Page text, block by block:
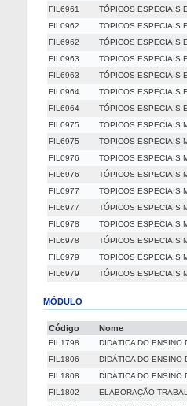
FIL6961
TÓPICOS ESPECIAIS
FIL0962
TOPICOS ESPECIAIS
FIL6962
TÓPICOS ESPECIAIS
FIL0963
TOPICOS ESPECIAIS
FIL6963
TÓPICOS ESPECIAIS
FIL0964
TOPICOS ESPECIAIS
FIL6964
TÓPICOS ESPECIAIS
FIL0975
TOPICOS ESPECIAIS
FIL6975
TOPICOS ESPECIAIS
FIL0976
TOPICOS ESPECIAIS
FIL6976
TÓPICOS ESPECIAIS
FIL0977
TOPICOS ESPECIAIS
FIL6977
TÓPICOS ESPECIAIS
FIL0978
TOPICOS ESPECIAIS
FIL6978
TÓPICOS ESPECIAIS
FIL0979
TOPICOS ESPECIAIS
FIL6979
TÓPICOS ESPECIAIS
MÓDULO
Código Nome
FIL1798
DIDÁTICA DO ENSINO
FIL1806
DIDÁTICA DO ENSINO
FIL1808
DIDÁTICA DO ENSINO
FIL1802
ELABORAÇÃO